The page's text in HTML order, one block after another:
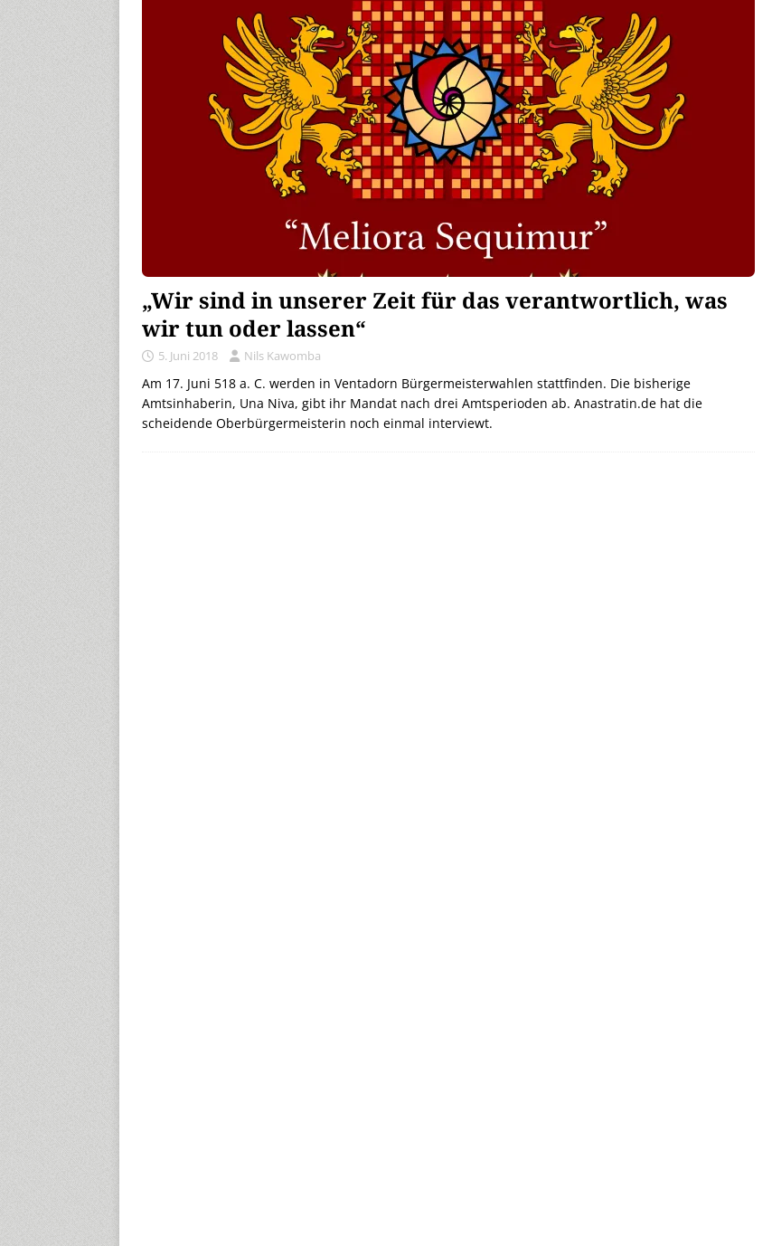
„Wir sind in unserer Zeit für das verantwortlich, was
wir tun oder lassen“
5. Juni 2018 Nils Kawomba
Am 17. Juni 518 a. C. werden in Ventadorn Bürgermeisterwahlen stattfinden. Die bisherige
Amtsinhaberin, Una Niva, gibt ihr Mandat nach drei Amtsperioden ab. Anastratin.de hat die
scheidende Oberbürgermeisterin noch einmal interviewt.